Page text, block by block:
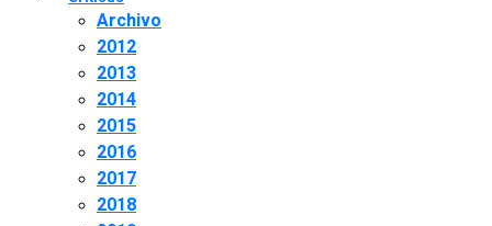
Archivo
2012
2013
2014
2015
2016
2017
2018